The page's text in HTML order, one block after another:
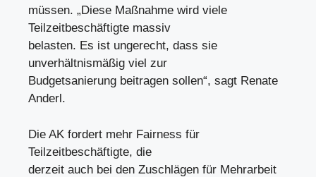
müssen. „Diese Maßnahme wird viele
Teilzeitbeschäftigte massiv
belasten. Es ist ungerecht, dass sie
unverhältnismäßig viel zur
Budgetsanierung beitragen sollen“, sagt Renate
Anderl.
Die AK fordert mehr Fairness für
Teilzeitbeschäftigte, die
derzeit auch bei den Zuschlägen für Mehrarbeit